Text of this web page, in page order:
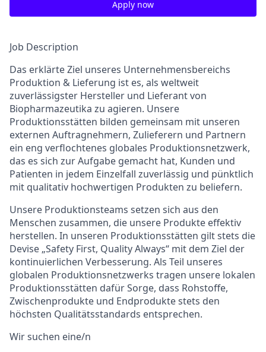
Apply now
Job Description
Das erklärte Ziel unseres Unternehmensbereichs
Produktion & Lieferung ist es, als weltweit
zuverlässigster Hersteller und Lieferant von
Biopharmazeutika zu agieren. Unsere
Produktionsstätten bilden gemeinsam mit unseren
externen Auftragnehmern, Zulieferern und Partnern
ein eng verflochtenes globales Produktionsnetzwerk,
das es sich zur Aufgabe gemacht hat, Kunden und
Patienten in jedem Einzelfall zuverlässig und pünktlich
mit qualitativ hochwertigen Produkten zu beliefern.
Unsere Produktionsteams setzen sich aus den
Menschen zusammen, die unsere Produkte effektiv
herstellen. In unseren Produktionsstätten gilt stets die
Devise „Safety First, Quality Always“ mit dem Ziel der
kontinuierlichen Verbesserung. Als Teil unseres
globalen Produktionsnetzwerks tragen unsere lokalen
Produktionsstätten dafür Sorge, dass Rohstoffe,
Zwischenprodukte und Endprodukte stets den
höchsten Qualitätsstandards entsprechen.
Wir suchen eine/n